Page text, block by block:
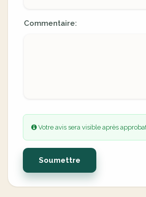
Commentaire:
Votre avis sera visible après
Soumettre